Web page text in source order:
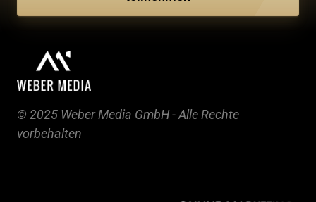
© 2025 Weber Media GmbH - Alle Rechte
vorbehalten